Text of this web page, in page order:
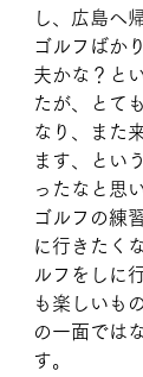
し、広島へ
ゴルフばか
夫かな？と
たが、とて
なり、また
ます、とい
ったなと思
ゴルフの練
に行きたく
ルフをしに
も楽しいも
の一面では
す。